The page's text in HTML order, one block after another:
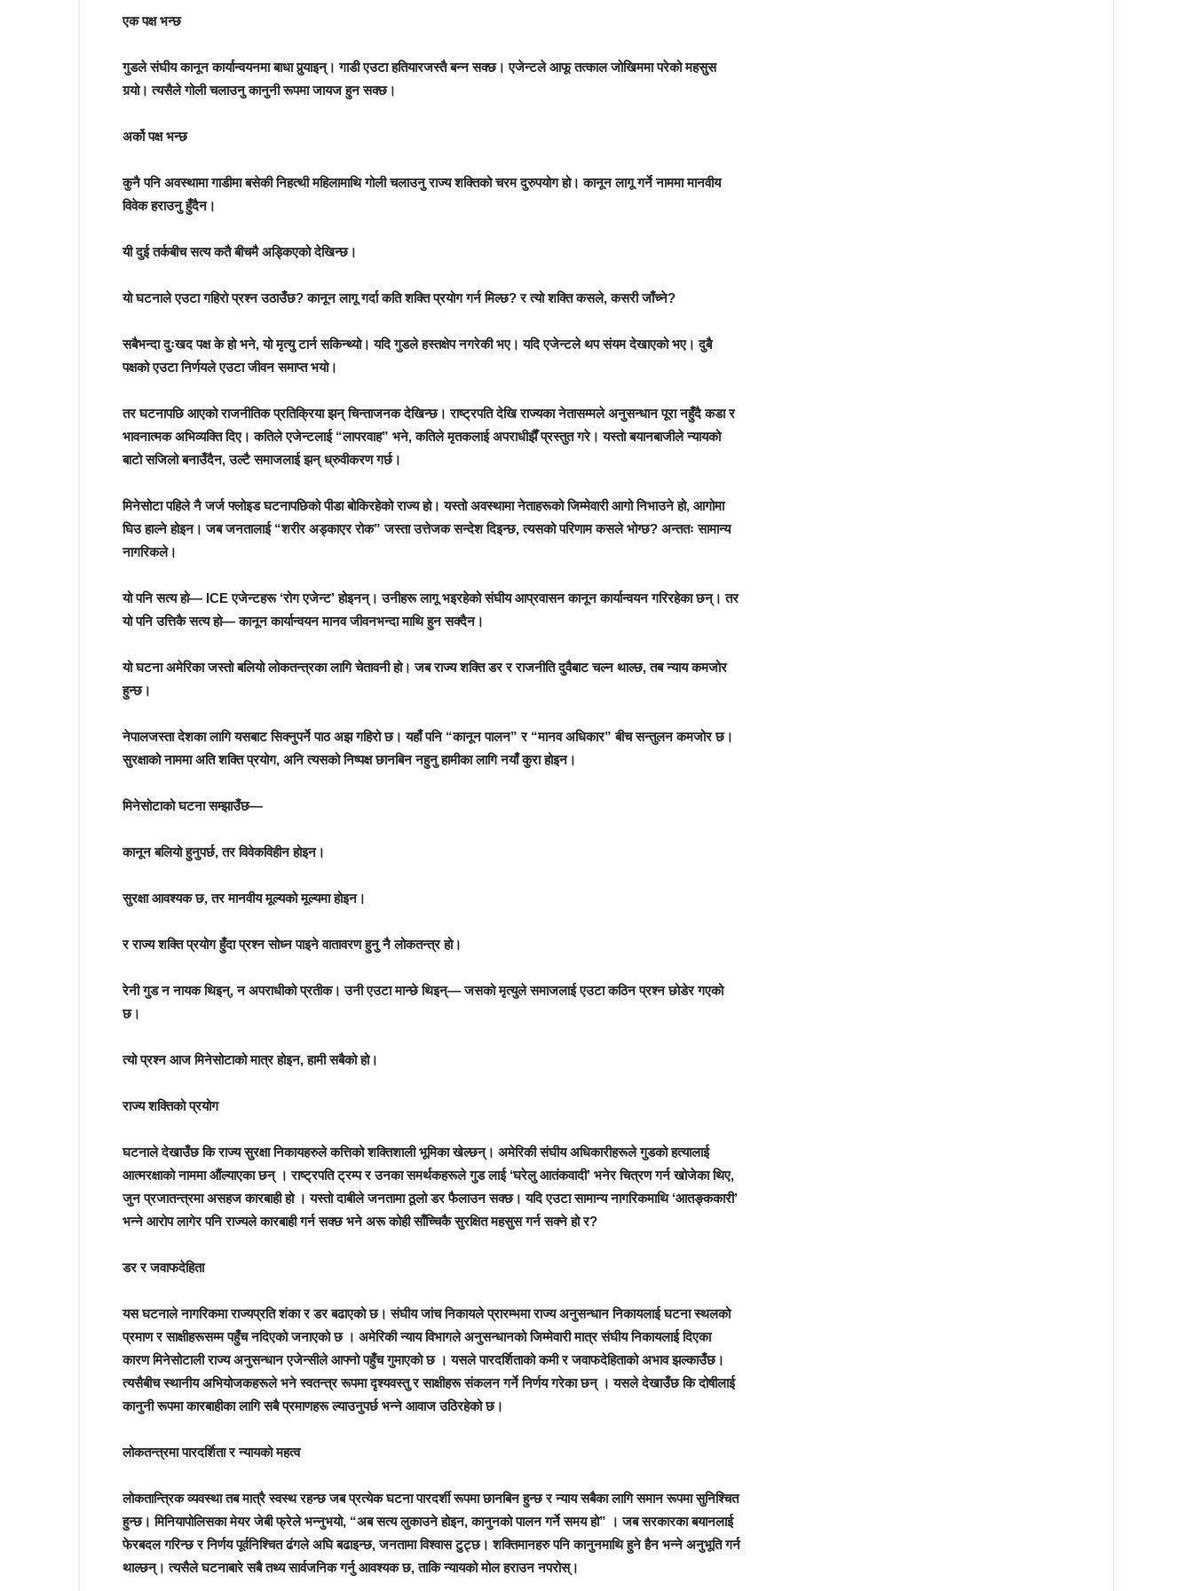
एक पक्ष भन्छ
गुडले संघीय कानून कार्यान्वयनमा बाधा पुर्‍याइन्। गाडी एउटा हतियारजस्तै बन्न सक्छ। एजेन्टले आफू तत्काल जोखिममा परेको महसुस
गर्‍यो। त्यसैले गोली चलाउनु कानुनी रूपमा जायज हुन सक्छ।
अर्को पक्ष भन्छ
कुनै पनि अवस्थामा गाडीमा बसेकी निहत्थी महिलामाथि गोली चलाउनु राज्य शक्तिको चरम दुरुपयोग हो। कानून लागू गर्ने नाममा मानवीय
विवेक हराउनु हुँदैन।
यी दुई तर्कबीच सत्य कतै बीचमै अड्किएको देखिन्छ।
यो घटनाले एउटा गहिरो प्रश्न उठाउँछ? कानून लागू गर्दा कति शक्ति प्रयोग गर्न मिल्छ? र त्यो शक्ति कसले, कसरी जाँच्ने?
सबैभन्दा दुःखद पक्ष के हो भने, यो मृत्यु टार्न सकिन्थ्यो। यदि गुडले हस्तक्षेप नगरेकी भए। यदि एजेन्टले थप संयम देखाएको भए। दुबै
पक्षको एउटा निर्णयले एउटा जीवन समाप्त भयो।
तर घटनापछि आएको राजनीतिक प्रतिक्रिया झन् चिन्ताजनक देखिन्छ। राष्ट्रपति देखि राज्यका नेतासम्मले अनुसन्धान पूरा नहुँदै कडा र
भावनात्मक अभिव्यक्ति दिए। कतिले एजेन्टलाई “लापरवाह” भने, कतिले मृतकलाई अपराधीझैँ प्रस्तुत गरे। यस्तो बयानबाजीले न्यायको
बाटो सजिलो बनाउँदैन, उल्टै समाजलाई झन् ध्रुवीकरण गर्छ।
मिनेसोटा पहिले नै जर्ज फ्लोइड घटनापछिको पीडा बोकिरहेको राज्य हो। यस्तो अवस्थामा नेताहरूको जिम्मेवारी आगो निभाउने हो, आगोमा
घिउ हाल्ने होइन। जब जनतालाई “शरीर अड्काएर रोक” जस्ता उत्तेजक सन्देश दिइन्छ, त्यसको परिणाम कसले भोग्छ? अन्ततः सामान्य
नागरिकले।
यो पनि सत्य हो— ICE एजेन्टहरू ‘रोग एजेन्ट’ होइनन्। उनीहरू लागू भइरहेको संघीय आप्रवासन कानून कार्यान्वयन गरिरहेका छन्। तर
यो पनि उत्तिकै सत्य हो— कानून कार्यान्वयन मानव जीवनभन्दा माथि हुन सक्दैन।
यो घटना अमेरिका जस्तो बलियो लोकतन्त्रका लागि चेतावनी हो। जब राज्य शक्ति डर र राजनीति दुवैबाट चल्न थाल्छ, तब न्याय कमजोर
हुन्छ।
नेपालजस्ता देशका लागि यसबाट सिक्नुपर्ने पाठ अझ गहिरो छ। यहाँ पनि “कानून पालन” र “मानव अधिकार” बीच सन्तुलन कमजोर छ।
सुरक्षाको नाममा अति शक्ति प्रयोग, अनि त्यसको निष्पक्ष छानबिन नहुनु हामीका लागि नयाँ कुरा होइन।
मिनेसोटाको घटना सम्झाउँछ—
कानून बलियो हुनुपर्छ, तर विवेकविहीन होइन।
सुरक्षा आवश्यक छ, तर मानवीय मूल्यको मूल्यमा होइन।
र राज्य शक्ति प्रयोग हुँदा प्रश्न सोध्न पाइने वातावरण हुनु नै लोकतन्त्र हो।
रेनी गुड न नायक थिइन्, न अपराधीको प्रतीक। उनी एउटा मान्छे थिइन्— जसको मृत्युले समाजलाई एउटा कठिन प्रश्न छोडेर गएको
छ।
त्यो प्रश्न आज मिनेसोटाको मात्र होइन, हामी सबैको हो।
राज्य शक्तिको प्रयोग
घटनाले देखाउँछ कि राज्य सुरक्षा निकायहरुले कत्तिको शक्तिशाली भूमिका खेल्छन्। अमेरिकी संघीय अधिकारीहरूले गुडको हत्यालाई
आत्मरक्षाको नाममा औंल्याएका छन् । राष्ट्रपति ट्रम्प र उनका समर्थकहरूले गुड लाई ‘घरेलु आतंकवादी’ भनेर चित्रण गर्न खोजेका थिए,
जुन प्रजातन्त्रमा असहज कारबाही हो । यस्तो दाबीले जनतामा ठूलो डर फैलाउन सक्छ। यदि एउटा सामान्य नागरिकमाथि ‘आतङ्ककारी’
भन्ने आरोप लागेर पनि राज्यले कारबाही गर्न सक्छ भने अरू कोही साँच्चिकै सुरक्षित महसुस गर्न सक्ने हो र?
डर र जवाफदेहिता
यस घटनाले नागरिकमा राज्यप्रति शंका र डर बढाएको छ। संघीय जांच निकायले प्रारम्भमा राज्य अनुसन्धान निकायलाई घटना स्थलको
प्रमाण र साक्षीहरूसम्म पहुँच नदिएको जनाएको छ । अमेरिकी न्याय विभागले अनुसन्धानको जिम्मेवारी मात्र संघीय निकायलाई दिएका
कारण मिनेसोटाली राज्य अनुसन्धान एजेन्सीले आफ्नो पहुँच गुमाएको छ । यसले पारदर्शिताको कमी र जवाफदेहिताको अभाव झल्काउँछ।
त्यसैबीच स्थानीय अभियोजकहरूले भने स्वतन्त्र रूपमा दृश्यवस्तु र साक्षीहरू संकलन गर्ने निर्णय गरेका छन् । यसले देखाउँछ कि दोषीलाई
कानुनी रूपमा कारबाहीका लागि सबै प्रमाणहरू ल्याउनुपर्छ भन्ने आवाज उठिरहेको छ।
लोकतन्त्रमा पारदर्शिता र न्यायको महत्व
लोकतान्त्रिक व्यवस्था तब मात्रै स्वस्थ रहन्छ जब प्रत्येक घटना पारदर्शी रूपमा छानबिन हुन्छ र न्याय सबैका लागि समान रूपमा सुनिश्चित
हुन्छ। मिनियापोलिसका मेयर जेबी फ्रेले भन्नुभयो, “अब सत्य लुकाउने होइन, कानुनको पालन गर्ने समय हो” । जब सरकारका बयानलाई
फेरबदल गरिन्छ र निर्णय पूर्वनिश्चित ढंगले अघि बढाइन्छ, जनतामा विश्वास टुट्छ। शक्तिमानहरु पनि कानुनमाथि हुने हैन भन्ने अनुभूति गर्न
थाल्छन्। त्यसैले घटनाबारे सबै तथ्य सार्वजनिक गर्नु आवश्यक छ, ताकि न्यायको मोल हराउन नपरोस्।